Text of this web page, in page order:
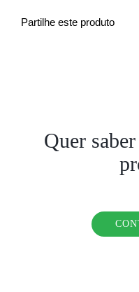
Partilhe este produto
Quer